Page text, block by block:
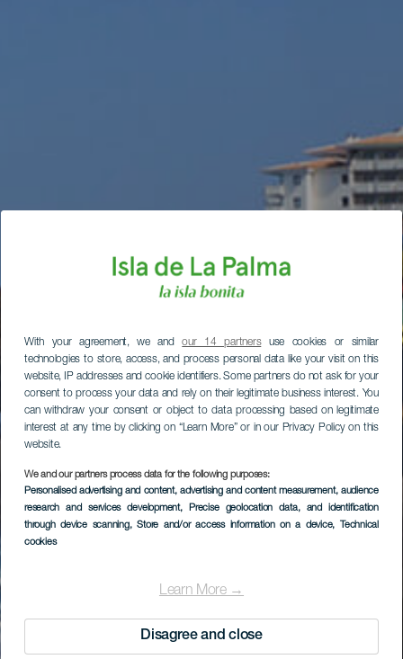
With your agreement, we andour 14 partnersuse cookies or similar
technologies to store, access, and process personal data like your visit on this
website, IP addresses and cookie identifiers. Some partners do not ask for your
consent to process your data and rely on their legitimate business interest. You
can withdraw your consent or object to data processing based on legitimate
interest at any time by clicking on “Learn More” or in our Privacy Policy on this
website.
We and our partners process data for the following purposes:
Personalised advertising and content, advertising and content measurement, audience
research and services development, Precise geolocation data, and identification
through device scanning, Store and/or access information on a device, Technical
cookies
Learn More →
Disagree and close